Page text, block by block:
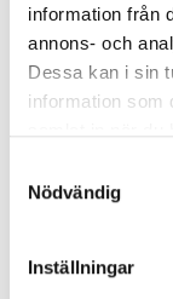
information från
annons- och
Dessa kan i sin
information som
Nödvändig
Inställningar
Nödljus:
Anslutning